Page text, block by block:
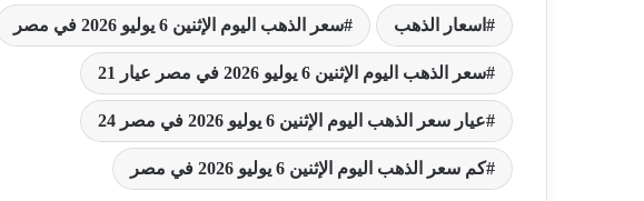
اسعار الذهب سعر الذهب اليوم الإثنين 6 يوليو 2026 في مصر
سعر الذهب اليوم الإثنين 6 يوليو 2026 في مصر عيار 21
عيار سعر الذهب اليوم الإثنين 6 يوليو 2026 في مصر 24
كم سعر الذهب اليوم الإثنين 6 يوليو 2026 في مصر